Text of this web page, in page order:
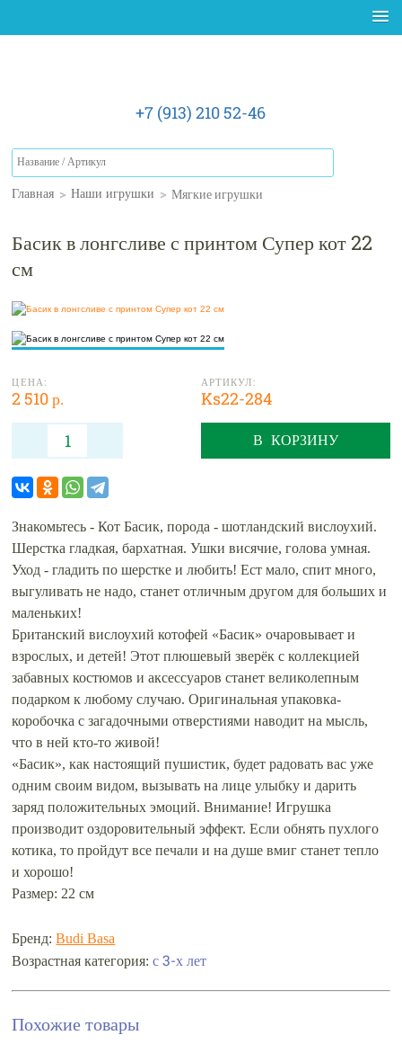
+7 (913) 210 52-46
Главная > Наши игрушки > Мягкие игрушки
Басик в лонгсливе с принтом Супер кот 22
см
ЦЕНА:
2 510 р.
АРТИКУЛ:
Ks22-284
В КОРЗИНУ
Знакомьтесь - Кот Басик, порода - шотландский вислоухий.
Шерстка гладкая, бархатная. Ушки висячие, голова умная.
Уход - гладить по шерстке и любить! Ест мало, спит много,
выгуливать не надо, станет отличным другом для больших и
маленьких!
Британский вислоухий котофей «Басик» очаровывает и
взрослых, и детей! Этот плюшевый зверёк с коллекцией
забавных костюмов и аксессуаров станет великолепным
подарком к любому случаю. Оригинальная упаковка-
коробочка с загадочными отверстиями наводит на мысль,
что в ней кто-то живой!
«Басик», как настоящий пушистик, будет радовать вас уже
одним своим видом, вызывать на лице улыбку и дарить
заряд положительных эмоций. Внимание! Игрушка
производит оздоровительный эффект. Если обнять пухлого
котика, то пройдут все печали и на душе вмиг станет тепло
и хорошо!
Размер: 22 см
Бренд:Budi Basa
Возрастная категория:с 3-х лет
Похожие товары